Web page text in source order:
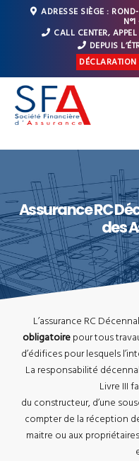
ADRESSE SIÈGE :
CALL CENTER,
DEPUIS
DÉCLARATION
Assurance RC
des
L’assurance RC
obligatoirepour tous
d’édifices pour lesquels
La responsabilité
Livre III
du constructeur, d’une
compter de la réception
maitre ou aux